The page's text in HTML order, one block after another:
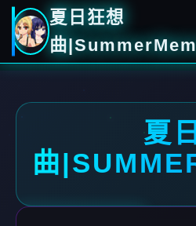
夏日狂想
曲
夏
曲